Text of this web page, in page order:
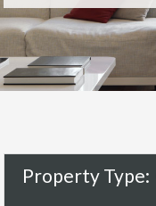
Property Type: